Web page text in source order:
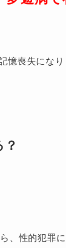
憶喪失にな
、性的犯罪